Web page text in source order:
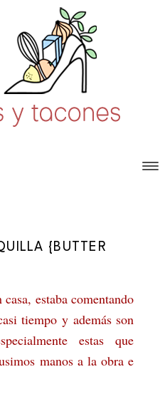
{BUTTER
estaba comentando
tiempo y además son
estas que
manos a la obra e